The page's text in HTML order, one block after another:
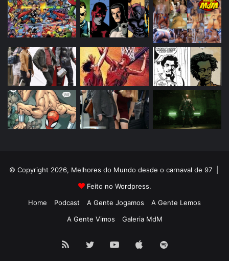
© Copyright 2026, Melhores do Mundo desde o carnaval de 97 |
Feito no Wordpress.
Home
Podcast A Gente Jogamos
A Gente Lemos
A Gente Vimos
Galeria MdM
Twitter YouTubeAppleSpotify